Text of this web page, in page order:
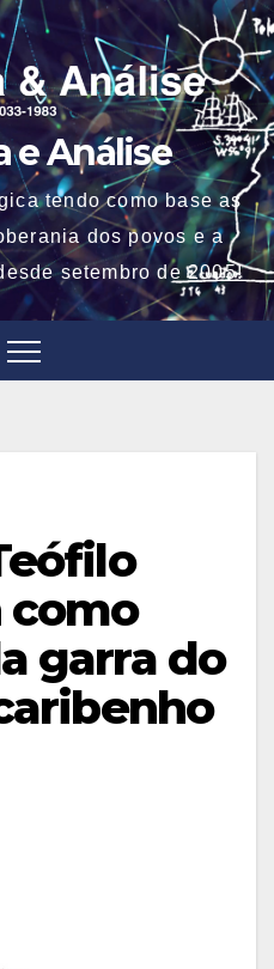
e Análise
tendo como base as
dos povos e a
setembro de 2005!
como
garra do